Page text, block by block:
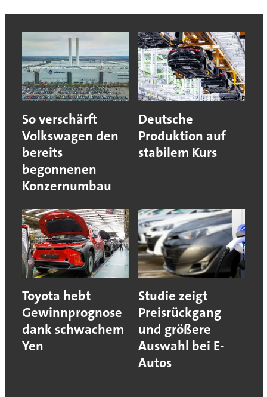
So verschärft
Volkswagen den
bereits
begonnenen
Konzernumbau
Deutsche
Produktion auf
stabilem Kurs
Toyota hebt
Gewinnprognose
dank schwachem
Yen
Studie zeigt
Preisrückgang
und größere
Auswahl bei E-
Autos